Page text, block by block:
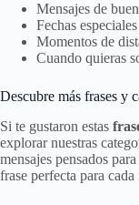
Mensajes de
Fechas
Momentos de
Cuando quieras
Descubre más frases y
Si te gustaron estas
explorar nuestras
mensajes pensados
frase perfecta para